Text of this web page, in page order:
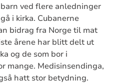
ved flere anledninger
i kirka. Cubanerne
bidrag fra Norge til mat
årene har blitt delt ut
og de som bor i
mange. Medisinsendinga,
hatt stor betydning.